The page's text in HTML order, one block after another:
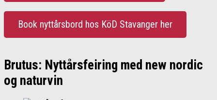
Book nyttårsbord hos KöD Stavanger her
Brutus: Nyttårsfeiring med new nordic
og naturvin